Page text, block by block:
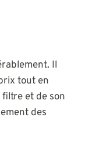
Il
tout en
et de son
des